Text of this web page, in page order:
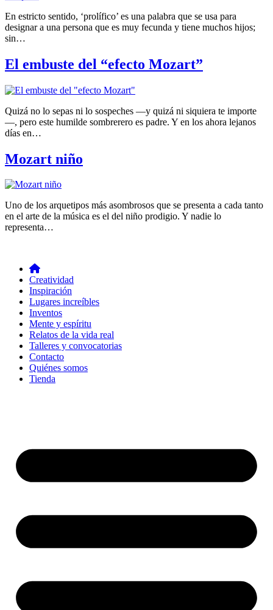
En estricto sentido, ‘prolífico’ es una palabra que se usa para
designar a una persona que es muy fecunda y tiene muchos hijos;
sin…
El embuste del “efecto Mozart”
Quizá no lo sepas ni lo sospeches —y quizá ni siquiera te importe
—, pero este humilde sombrerero es padre. Y en los ahora lejanos
días en…
Mozart niño
Uno de los arquetipos más asombrosos que se presenta a cada tanto
en el arte de la música es el del niño prodigio. Y nadie lo
representa…
Creatividad
Inspiración
Lugares increíbles
Inventos
Mente y espíritu
Relatos de la vida real
Talleres y convocatorias
Contacto
Quiénes somos
Tienda